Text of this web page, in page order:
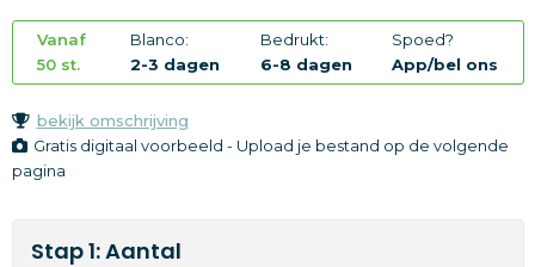
Merken
Vanaf
50 st.
Blanco:
2-3 dagen
Bedrukt:
6-8 dagen
Spoed?
App/bel ons
bekijk omschrijving
Gratis digitaal voorbeeld - Upload je bestand op de volgende
pagina
Stap 1: Aantal